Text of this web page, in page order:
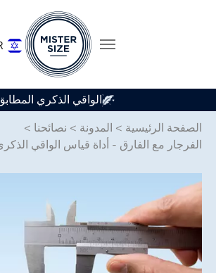
الصفحة الرئيسية > المدونة > نصائحنا >
الفرجار مع الفارق - أداة قياس الواقي